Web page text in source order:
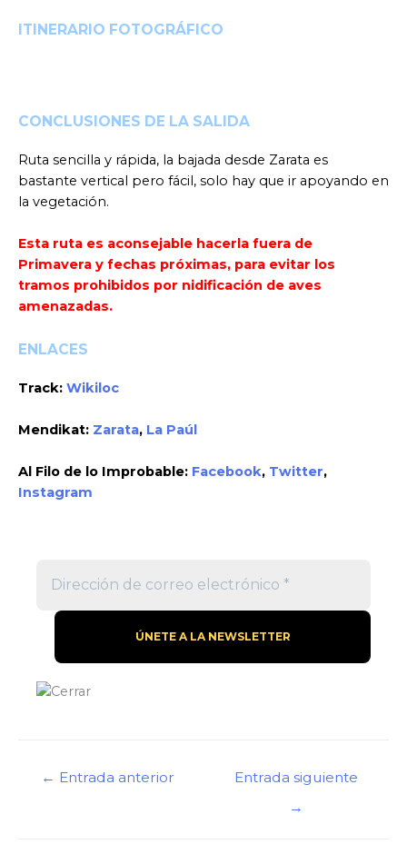
ITINERARIO FOTOGRÁFICO
CONCLUSIONES DE LA SALIDA
Ruta sencilla y rápida, la bajada desde Zarata es
bastante vertical pero fácil, solo hay que ir apoyando en
la vegetación.
Esta ruta es aconsejable hacerla fuera de
Primavera y fechas próximas, para evitar los
tramos prohibidos por nidificación de aves
amenazadas.
ENLACES
Track: Wikiloc
Mendikat: Zarata, La Paúl
Al Filo de lo Improbable: Facebook, Twitter,
Instagram
Navegación
← Entrada anterior
Entrada siguiente
→